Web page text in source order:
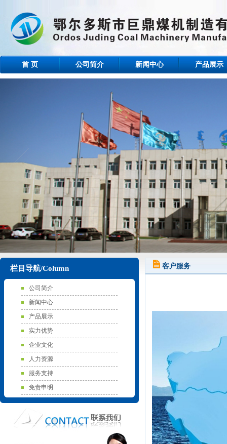
首 页 公司简介 新闻中心 产品展示
栏目导航/Column
公司简介
新闻中心
产品展示
实力优势
企业文化
人力资源
服务支持
免责申明
客户服务